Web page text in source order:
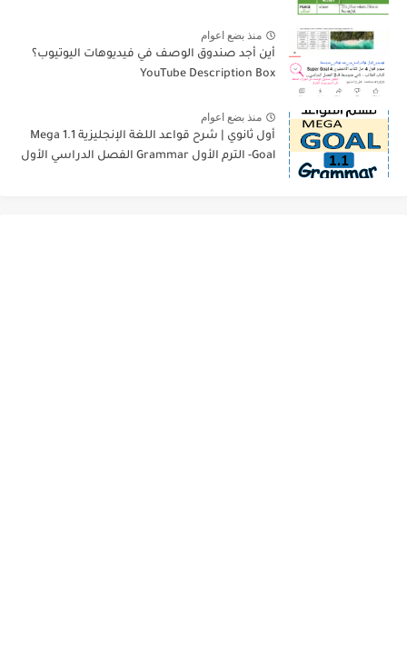
منذ بضع اعوام
أين أجد صندوق الوصف في فيديوهات اليوتيوب؟
YouTube Description Box
منذ بضع اعوام
أول ثانوي | شرح قواعد اللغة الإنجليزية 1.1 Mega
Goal- الترم الأول Grammar الفصل الدراسي الأول